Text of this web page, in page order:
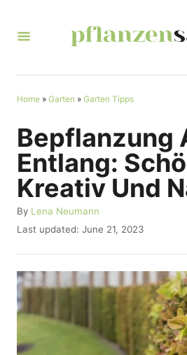
Home » Garten » Garten Tipps
Bepflanzung
Entlang:
Kreativ Und
By A
u
h
o
r
Lena Neumann
P
s
t
e
d
o
Last updated: June 21, 2023